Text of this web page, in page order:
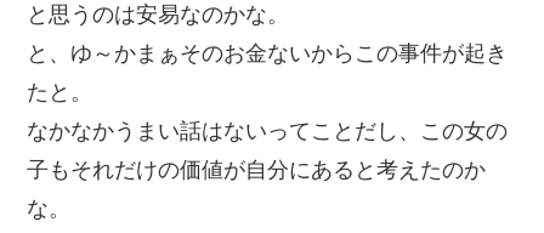
と思うのは安易なのかな。
と、ゆ～かまぁそのお金ないからこの事件が起き
たと。
なかなかうまい話はないってことだし、この女の
子もそれだけの価値が自分にあると考えたのか
な。